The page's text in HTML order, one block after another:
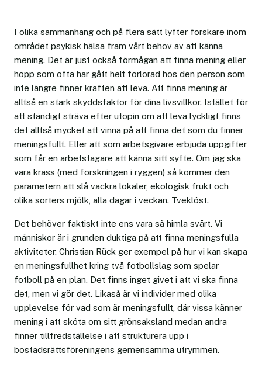
I olika sammanhang och på flera sätt lyfter forskare inom
området psykisk hälsa fram vårt behov av att känna
mening. Det är just också förmågan att finna mening eller
hopp som ofta har gått helt förlorad hos den person som
inte längre finner kraften att leva. Att finna mening är
alltså en stark skyddsfaktor för dina livsvillkor. Istället för
att ständigt sträva efter utopin om att leva lyckligt finns
det alltså mycket att vinna på att finna det som du finner
meningsfullt. Eller att som arbetsgivare erbjuda uppgifter
som får en arbetstagare att känna sitt syfte. Om jag ska
vara krass (med forskningen i ryggen) så kommer den
parametern att slå vackra lokaler, ekologisk frukt och
olika sorters mjölk, alla dagar i veckan. Tveklöst.
Det behöver faktiskt inte ens vara så himla svårt. Vi
människor är i grunden duktiga på att finna meningsfulla
aktiviteter. Christian Rück ger exempel på hur vi kan skapa
en meningsfullhet kring två fotbollslag som spelar
fotboll på en plan. Det finns inget givet i att vi ska finna
det, men vi gör det. Likaså är vi individer med olika
upplevelse för vad som är meningsfullt, där vissa känner
mening i att sköta om sitt grönsaksland medan andra
finner tillfredställelse i att strukturera upp i
bostadsrättsföreningens gemensamma utrymmen.